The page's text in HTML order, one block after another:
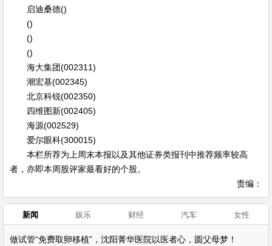
启迪桑德()
()
()
()
海大集团(002311)
潮宏基(002345)
北京科锐(002350)
四维图新(002405)
海源(002529)
爱尔眼科(300015)
本栏所荐为上周末本报以及其他证券类报刊中推荐频率较高
者，亦即本周股评家最看好的个股。
责编：
新闻 娱乐 财经 汽车 女性
做试管“免费取卵移植”，沈阳菁华医院以医者心，圆父母梦！